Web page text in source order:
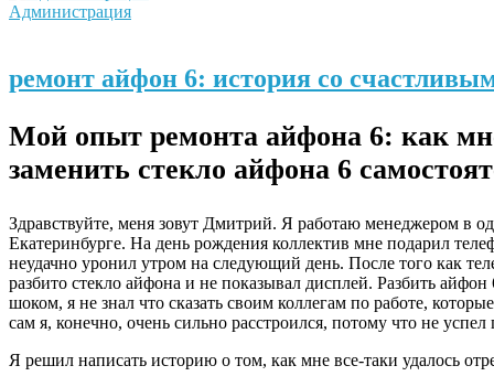
Администрация
ремонт айфон 6: история со
Мой опыт ремонта айфона 6: как
заменить стекло айфона 6
Здравствуйте, меня зовут Дмитрий. Я работаю менеджером в
Екатеринбурге. На день рождения коллектив мне подарил
неудачно уронил утром на следующий день. После того как
разбито стекло айфона и не показывал дисплей. Разбить айфон
шоком, я не знал что сказать своим коллегам по работе,
сам я, конечно, очень сильно расстроился, потому что не
Я решил написать историю о том, как мне все-таки удалось